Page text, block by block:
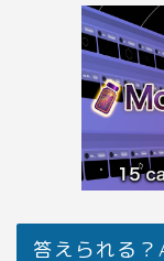
答えられる